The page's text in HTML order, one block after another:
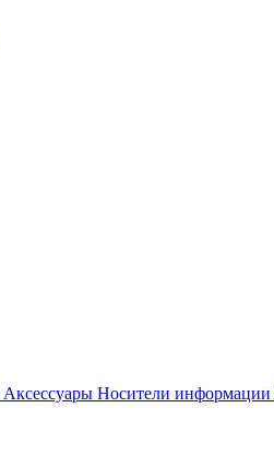
Аксессуары Носители информации